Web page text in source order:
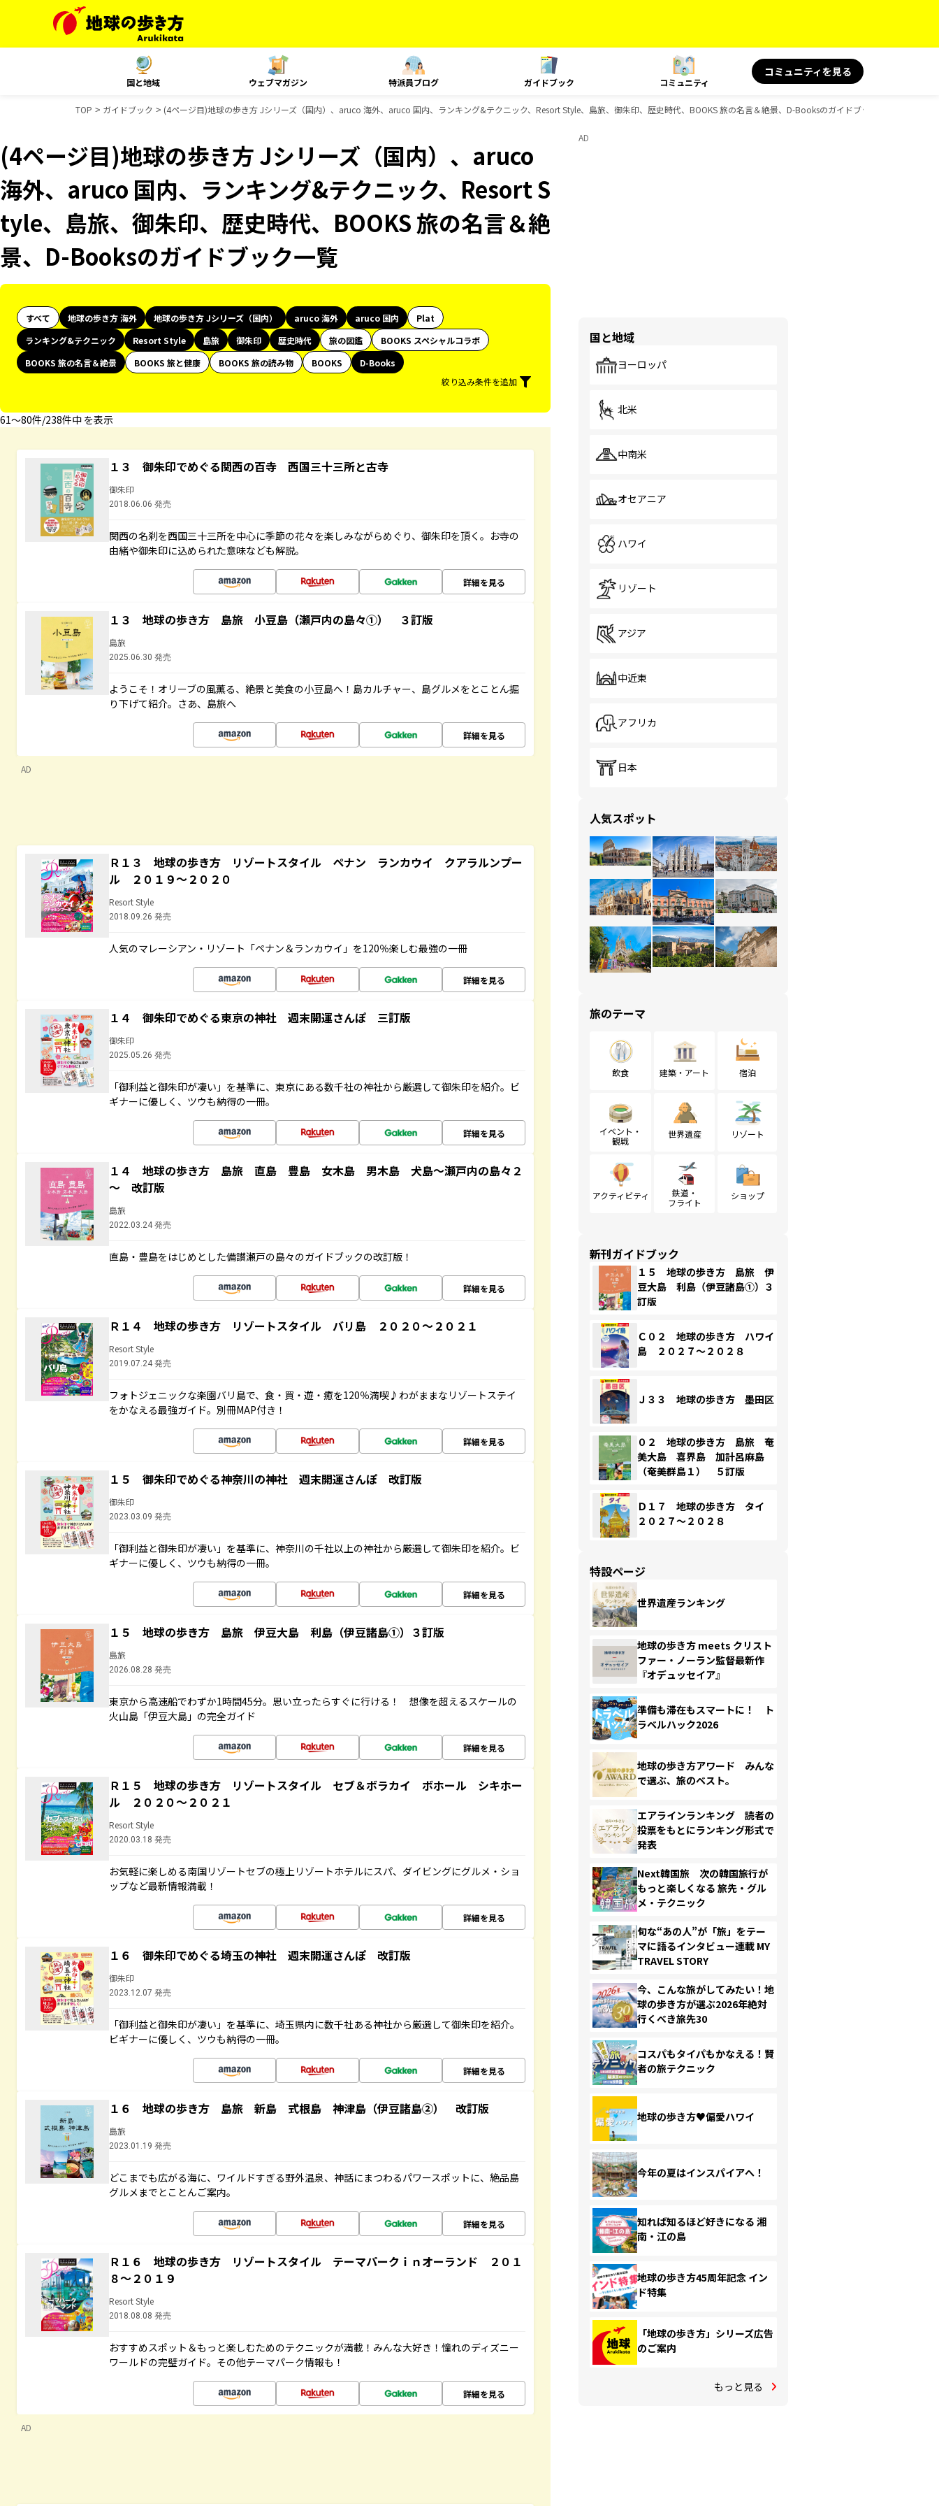
国と地域 ウェブマガジン 特派員ブログ ガイドブック コミュニティ
コミュニティを見る
TOP ガイドブック (4ページ目)地球の歩き方 Jシリーズ（国内）、aruco 海外、aruco 国内、ランキング&テクニック、Resort Style、島旅、御朱印、歴史時代、BOOKS 旅の名言＆絶景、D-Booksのガイドブック一覧
(4ページ目)地球の歩き方 Jシリーズ（国内）、aruco
海外、aruco 国内、ランキング&テクニック、Resort S
tyle、島旅、御朱印、歴史時代、BOOKS 旅の名言＆絶
景、D-Booksのガイドブック一覧
すべて 地球の歩き方 海外 地球の歩き方 Jシリーズ（国内） aruco 海外 aruco 国内
Plat
ランキング&テクニック
Resort Style 島旅 御朱印 歴史時代 旅の図鑑
BOOKS スペシャルコラボ
BOOKS 旅の名言＆絶景
BOOKS 旅と健康 BOOKS 旅の読み物 BOOKS
D-Books
絞り込み条件を追加
61〜80件/238件中 を表示
１３ 御朱印でめぐる関西の百寺 西国三十三所と古寺
御朱印
2018.06.06 発売
関西の名刹を西国三十三所を中心に季節の花々を楽しみながらめぐり、御朱印を頂く。お寺の
由緒や御朱印に込められた意味なども解説。
詳細を見る
１３ 地球の歩き方 島旅 小豆島（瀬戸内の島々①） ３訂版
島旅
2025.06.30 発売
ようこそ！オリーブの風薫る、絶景と美食の小豆島へ！島カルチャー、島グルメをとことん掘
り下げて紹介。さあ、島旅へ
詳細を見る
AD
Ｒ１３ 地球の歩き方 リゾートスタイル ペナン ランカウイ クアラルンプー
ル ２０１９～２０２０
Resort Style
2018.09.26 発売
人気のマレーシアン・リゾート「ペナン＆ランカウイ」を120％楽しむ最強の一冊
詳細を見る
１４ 御朱印でめぐる東京の神社 週末開運さんぽ 三訂版
御朱印
2025.05.26 発売
「御利益と御朱印が凄い」を基準に、東京にある数千社の神社から厳選して御朱印を紹介。ビ
ギナーに優しく、ツウも納得の一冊。
詳細を見る
１４ 地球の歩き方 島旅 直島 豊島 女木島 男木島 犬島～瀬戸内の島々２
～ 改訂版
島旅
2022.03.24 発売
直島・豊島をはじめとした備讃瀬戸の島々のガイドブックの改訂版！
詳細を見る
Ｒ１４ 地球の歩き方 リゾートスタイル バリ島 ２０２０～２０２１
Resort Style
2019.07.24 発売
フォトジェニックな楽園バリ島で、食・買・遊・癒を120％満喫♪わがままなリゾートステイ
をかなえる最強ガイド。別冊MAP付き！
詳細を見る
１５ 御朱印でめぐる神奈川の神社 週末開運さんぽ 改訂版
御朱印
2023.03.09 発売
「御利益と御朱印が凄い」を基準に、神奈川の千社以上の神社から厳選して御朱印を紹介。ビ
ギナーに優しく、ツウも納得の一冊。
詳細を見る
１５ 地球の歩き方 島旅 伊豆大島 利島（伊豆諸島①）３訂版
島旅
2026.08.28 発売
東京から高速船でわずか1時間45分。思い立ったらすぐに行ける！ 想像を超えるスケールの
火山島「伊豆大島」の完全ガイド
詳細を見る
Ｒ１５ 地球の歩き方 リゾートスタイル セブ＆ボラカイ ボホール シキホー
ル ２０２０～２０２１
Resort Style
2020.03.18 発売
お気軽に楽しめる南国リゾートセブの極上リゾートホテルにスパ、ダイビングにグルメ・ショ
ップなど最新情報満載！
詳細を見る
１６ 御朱印でめぐる埼玉の神社 週末開運さんぽ 改訂版
御朱印
2023.12.07 発売
「御利益と御朱印が凄い」を基準に、埼玉県内に数千社ある神社から厳選して御朱印を紹介。
ビギナーに優しく、ツウも納得の一冊。
詳細を見る
１６ 地球の歩き方 島旅 新島 式根島 神津島（伊豆諸島②） 改訂版
島旅
2023.01.19 発売
どこまでも広がる海に、ワイルドすぎる野外温泉、神話にまつわるパワースポットに、絶品島
グルメまでとことんご案内。
詳細を見る
Ｒ１６ 地球の歩き方 リゾートスタイル テーマパークｉｎオーランド ２０１
８～２０１９
Resort Style
2018.08.08 発売
おすすめスポット＆もっと楽しむためのテクニックが満載！みんな大好き！憧れのディズニー
ワールドの完璧ガイド。その他テーマパーク情報も！
詳細を見る
AD
AD
国と地域
ヨーロッパ
北米
中南米
オセアニア
ハワイ
リゾート
アジア
中近東
アフリカ
日本
人気スポット
旅のテーマ
飲食 建築・アート 宿泊
イベント・
観戦
世界遺産 リゾート
アクティビティ
鉄道・
フライト
ショップ
新刊ガイドブック
１５ 地球の歩き方 島旅 伊
豆大島 利島（伊豆諸島①）３
訂版
Ｃ０２ 地球の歩き方 ハワイ
島 ２０２７～２０２８
Ｊ３３ 地球の歩き方 墨田区
０２ 地球の歩き方 島旅 奄
美大島 喜界島 加計呂麻島
（奄美群島１） ５訂版
Ｄ１７ 地球の歩き方 タイ
２０２７～２０２８
特設ページ
世界遺産ランキング
地球の歩き方 meets クリスト
ファー・ノーラン監督最新作
『オデュッセイア』
準備も滞在もスマートに！ ト
ラベルハック2026
地球の歩き方アワード みんな
で選ぶ、旅のベスト。
エアラインランキング 読者の
投票をもとにランキング形式で
発表
Next韓国旅 次の韓国旅行が
もっと楽しくなる 旅先・グル
メ・テクニック
旬な“あの人”が「旅」をテー
マに語るインタビュー連載 MY
TRAVEL STORY
今、こんな旅がしてみたい！地
球の歩き方が選ぶ2026年絶対
行くべき旅先30
コスパもタイパもかなえる！賢
者の旅テクニック
地球の歩き方♥偏愛ハワイ
今年の夏はインスパイアへ！
知れば知るほど好きになる 湘
南・江の島
地球の歩き方45周年記念 イン
ド特集
「地球の歩き方」シリーズ広告
のご案内
もっと見る